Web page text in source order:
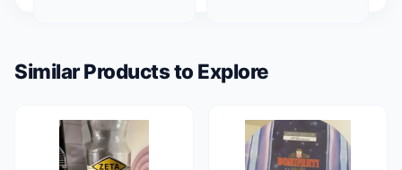
Similar Products to Explore